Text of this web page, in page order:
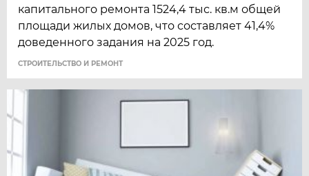
капитального ремонта 1524,4 тыс. кв.м общей
площади жилых домов, что составляет 41,4%
доведенного задания на 2025 год.
СТРОИТЕЛЬСТВО И РЕМОНТ